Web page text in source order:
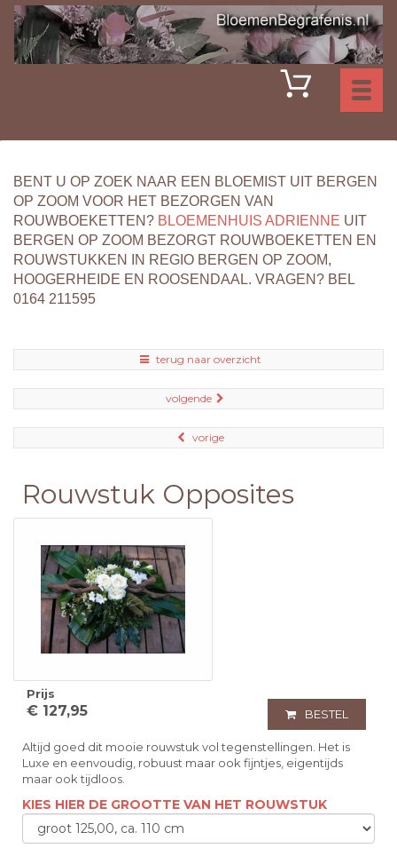
BENT U OP ZOEK NAAR EEN BLOEMIST UIT BERGEN
OP ZOOM VOOR HET BEZORGEN VAN
ROUWBOEKETTEN? BLOEMENHUIS ADRIENNE UIT
BERGEN OP ZOOM BEZORGT ROUWBOEKETTEN EN
ROUWSTUKKEN IN REGIO BERGEN OP ZOOM,
HOOGERHEIDE EN ROOSENDAAL. VRAGEN? BEL
0164 211595
terug naar overzicht
volgende
vorige
Rouwstuk Opposites
Prijs
€ 127,95 BESTEL
Altijd goed dit mooie rouwstuk vol tegenstellingen. Het is
Luxe en eenvoudig, robuust maar ook fijntjes, eigentijds
maar ook tijdloos.
KIES HIER DE GROOTTE VAN HET ROUWSTUK